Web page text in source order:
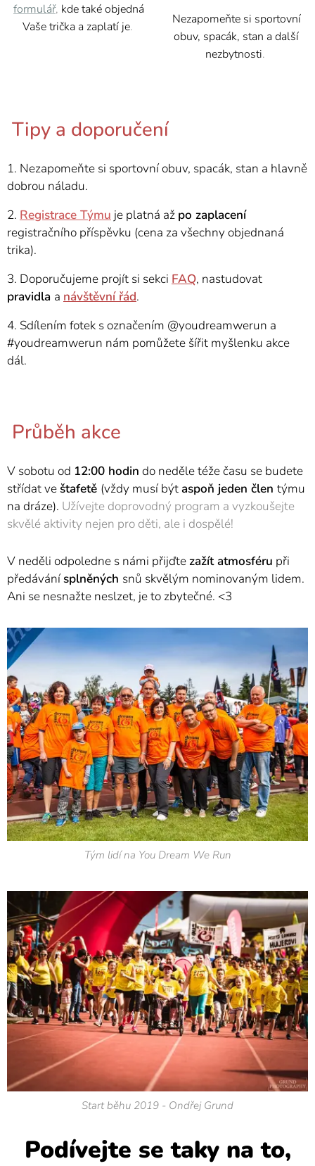
formulář, kde také objedná
Vaše trička a zaplatí je.
Nezapomeňte si sportovní
obuv, spacák, stan a další
nezbytnosti.
Tipy a doporučení
1. Nezapomeňte si sportovní obuv, spacák, stan a hlavně
dobrou náladu.
2. Registrace Týmu je platná až po zaplacení
registračního příspěvku (cena za všechny objednaná
trika).
3. Doporučujeme projít si sekci FAQ, nastudovat
pravidla a návštěvní řád.
4. Sdílením fotek s označením @youdreamwerun a
#youdreamwerun nám pomůžete šířit myšlenku akce
dál.
Průběh akce
V sobotu od 12:00 hodin do neděle téže času se budete
střídat veštafetě (vždy musí býtaspoň jeden člen týmu
na dráze). Užívejte doprovodný program a vyzkoušejte
skvělé aktivity nejen pro děti, ale i dospělé!
V neděli odpoledne s námi přijďtezažít atmosféru při
předávánísplněných snů skvělým nominovaným lidem.
Ani se nesnažte neslzet, je to zbytečné. <3
Tým lidí na You Dream We Run
Start běhu 2019 - Ondřej Grund
Podívejte se taky na to,